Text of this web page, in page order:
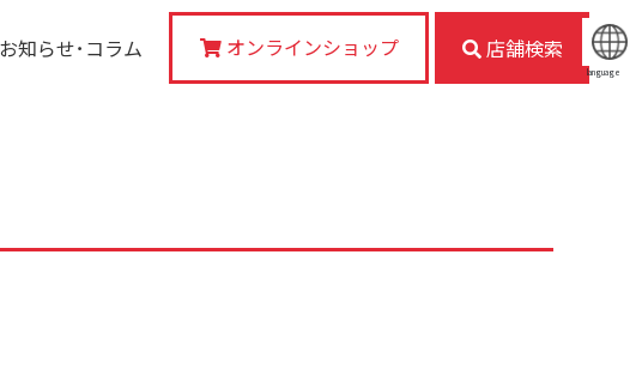
language
お知らせ･コラム オンラインショップ 店舗検索